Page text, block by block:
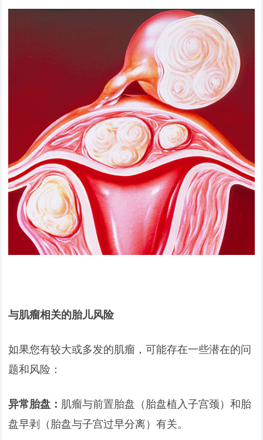
与肌瘤相关的胎儿风险
如果您有较大或多发的肌瘤，可能存在一些潜在的问
题和风险：
异常胎盘： 肌瘤与前置胎盘（胎盘植入子宫颈）和胎
盘早剥（胎盘与子宫过早分离）有关。